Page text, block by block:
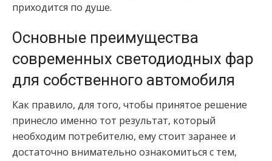
приходится по душе.
Основные преимущества
современных светодиодных фар
для собственного автомобиля
Как правило, для того, чтобы принятое решение
принесло именно тот результат, который
необходим потребителю, ему стоит заранее и
достаточно внимательно ознакомиться с тем,